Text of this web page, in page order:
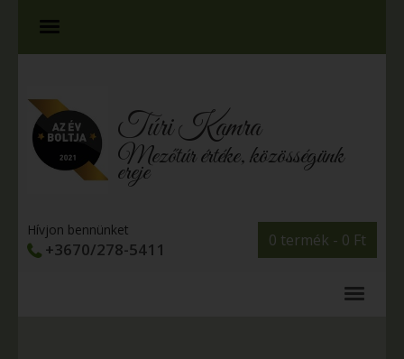
Túri Kamra
Mezőtúr értéke, közösségünk
ereje
0 termék - 0 Ft
Hívjon bennünket
+3670/278-5411